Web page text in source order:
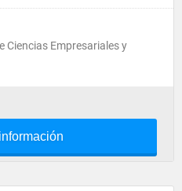
Ciencias Empresariales y